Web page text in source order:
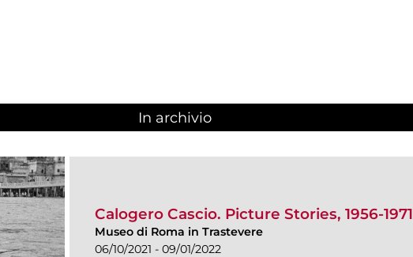
In archivio
Calogero Cascio. Picture Stories, 1956-1971
Museo di Roma in Trastevere
06/10/2021 - 09/01/2022